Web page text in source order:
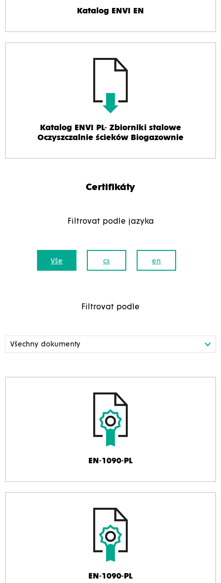
Katalog ENVI EN
Katalog ENVI PL- Zbiorniki stalowe
Oczyszczalnie ścieków Biogazownie
Certifikáty
Filtrovat podle jazyka
Vše cs en
Filtrovat podle
EN-1090-PL
EN-1090-PL